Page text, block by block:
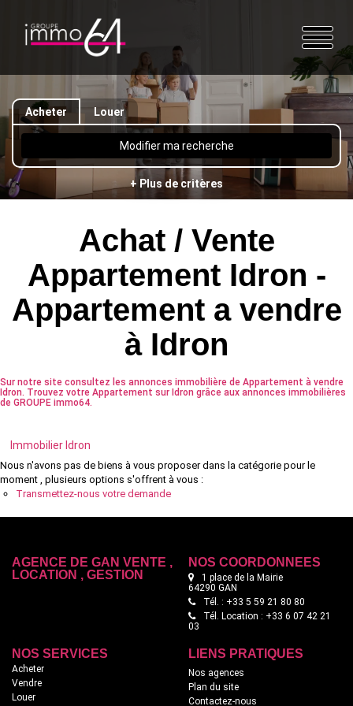
Acheter Louer
Modifier ma recherche
+ Plus de critères
Achat / Vente
Appartement Idron -
Appartement a vendre
à Idron
Sur notre site consultez les annonces immobilière de Appartement à vendre
Idron. Trouvez votre Appartement sur Idron grâce aux annonces immobilières
de GROUPE immo64.
Immobilier Idron
Nous n'avons pas de biens à vous proposer dans la catégorie pour le
moment , plusieurs options s'offrent à vous :
Transmettez-nous votre demande
AGENCE DE GAN VENTE ,
LOCATION , GESTION
NOS COORDONNÉES
1 place de la Mairie
64290 GAN
Tél. : +33 5 59 21 80 80
Tél. Location : +33 6 07 42 21
03
NOS SERVICES
Acheter
Vendre
Louer
LIENS PRATIQUES
Nos agences
Plan du site
Contactez-nous